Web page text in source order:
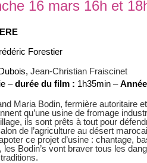
16 mars 16h et
Forestier
,Jean-Christian Fraiscinet
–durée du film : 1h35min –
Maria Bodin, fermière autoritaire
qu’une usine de fromage
ils sont prêts à tout pour
de l’agriculture au désert
ce projet d’usine : chantage,
les Bodin’s vont braver tous les